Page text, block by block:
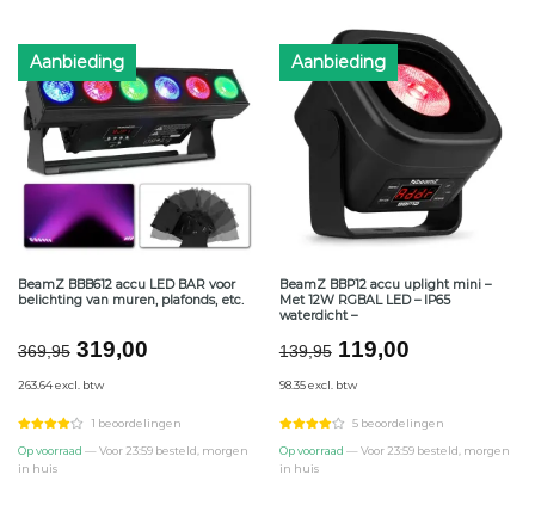
Aanbieding
BeamZ BBB612 accu LED BAR voor
belichting van muren, plafonds, etc.
369,95 Oorspronkelijke
was:
€369,95.
319,00Huidige
€319,00.
263.64 excl. btw
1 beoordelingen
Op voorraad — Voor 23:59 besteld, morgen
in huis
Aanbieding
BeamZ BBP12 accu uplight mini –
Met 12W RGBAL LED – IP65
waterdicht –
139,95 Oorspronkelijke
was:
€139,95.
119,00Huidige
€119,00.
98.35 excl. btw
5 beoordelingen
Op voorraad — Voor 23:59 besteld, morgen
in huis